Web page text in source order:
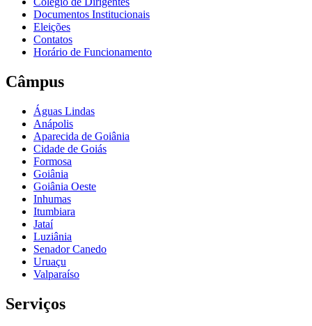
Documentos Institucionais
Eleições
Contatos
Horário de Funcionamento
Câmpus
Águas Lindas
Anápolis
Aparecida de Goiânia
Cidade de Goiás
Formosa
Goiânia
Goiânia Oeste
Inhumas
Itumbiara
Jataí
Luziânia
Senador Canedo
Uruaçu
Valparaíso
Serviços